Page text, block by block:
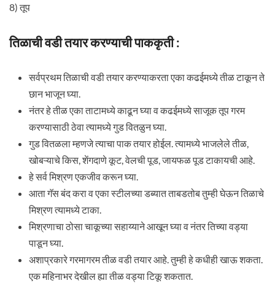
8) तूप
तिळाची वडी तयार करण्याची पाककृती :
सर्वप्रथम तिळाची वडी तयार करण्याकरता एका कढईमध्ये तीळ टाकून ते
छान भाजून घ्या.
नंतर हे तीळ एका ताटामध्ये काढून घ्या व कढईमध्ये साजूक तूप गरम
करण्यासाठी ठेवा त्यामध्ये गुड वितळुन घ्या.
गुड वितळला म्हणजे त्याचा पाक तयार होईल. त्यामध्ये भाजलेले तीळ,
खोबऱ्याचे किस, शेंगदाणे कूट, वेलची पूड, जायफळ पूड टाकायची आहे.
हे सर्व मिश्रण एकजीव करून घ्या.
आता गॅस बंद करा व एका स्टीलच्या डब्यात ताबडतोब तुम्ही घेऊन तिळाचे
मिश्रण त्यामध्ये टाका.
मिश्रणाचा ठोसा चाकूच्या सहाय्याने आखून घ्या व नंतर तिच्या वड्या
पाडून घ्या.
अशाप्रकारे गरमागरम तीळ वडी तयार आहे. तुम्ही हे कधीही खाऊ शकता.
एक महिनाभर देखील ह्या तीळ वड्या टिकू शकतात.